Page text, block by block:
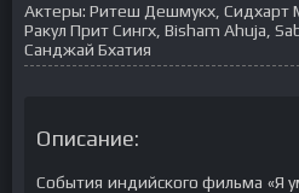
Актеры: Ритеш Дешмукх, Сидхарт
Ракул Прит Сингх, Bisham Ahuja,
Санджай Бхатия
Описание:
События индийского фильма «Я